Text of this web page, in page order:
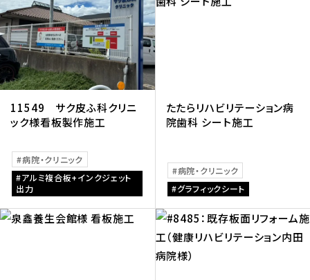
11549 サク皮ふ科クリニ
ック様看板製作施工
病院・クリニック
アルミ複合板+インクジェット
出力
たたらリハビリテーション病
院歯科 シート施工
病院・クリニック
グラフィックシート